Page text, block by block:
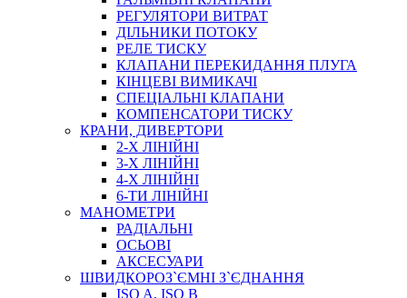
ПРУЖИННІ
НЕЙЛОНОВІ
ПРОРЕЗИНЕНІ
АВТОТОВАРИ
АВТОХІМІЯ
ДОМКРАТИ
РЕГУЛЯТОРИ ВИТРАТ
ДІЛЬНИКИ ПОТОКУ
РЕЛЕ ТИСКУ
КЛАПАНИ ПЕРЕКИДАННЯ ПЛУГА
КІНЦЕВІ ВИМИКАЧІ
СПЕЦІАЛЬНІ КЛАПАНИ
КОМПЕНСАТОРИ ТИСКУ
КРАНИ, ДИВЕРТОРИ
2-Х ЛІНІЙНІ
3-Х ЛІНІЙНІ
4-Х ЛІНІЙНІ
6-ТИ ЛІНІЙНІ
МАНОМЕТРИ
РАДІАЛЬНІ
ОСЬОВІ
АКСЕСУАРИ
ШВИДКОРОЗ`ЄМНІ З`ЄДНАННЯ
ISO A, ISO B